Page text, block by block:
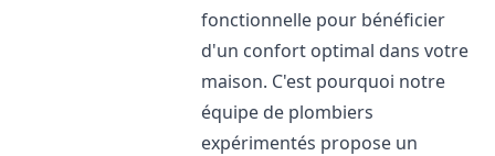
fonctionnelle pour bénéficier
d'un confort optimal dans votre
maison. C'est pourquoi notre
équipe de plombiers
expérimentés propose un